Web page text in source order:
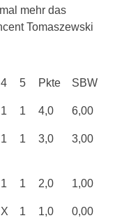
mehr das
Tomaszewski
4 5 Pkte SBW
1 1 4,0 6,00
1 1 3,0 3,00
1 1 2,0 1,00
X 1 1,0 0,00